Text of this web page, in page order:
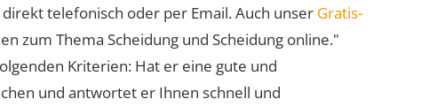
telefonisch oder per Email. Auch unser Gratis-
zum Thema Scheidung und Scheidung online."
Kriterien: Hat er eine gute und
und antwortet er Ihnen schnell und